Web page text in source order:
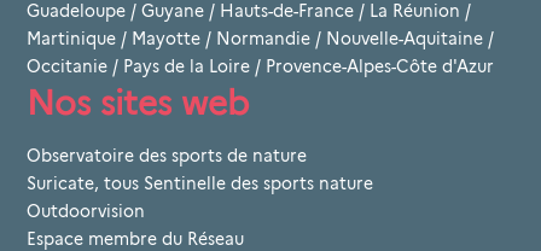
Guadeloupe / Guyane / Hauts-de-France / La Réunion /
Martinique / Mayotte / Normandie / Nouvelle-Aquitaine /
Occitanie / Pays de la Loire / Provence-Alpes-Côte d'Azur
Nos sites web
Observatoire des sports de nature
Suricate, tous Sentinelle des sports nature
Outdoorvision
Espace membre du Réseau